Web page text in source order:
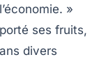
»
ses fruits,
divers